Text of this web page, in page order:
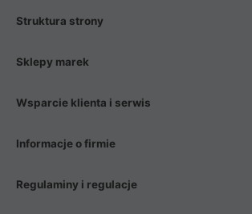
Struktura strony
Sklepy marek
Wsparcie klienta i serwis
Informacje o firmie
Regulaminy i regulacje